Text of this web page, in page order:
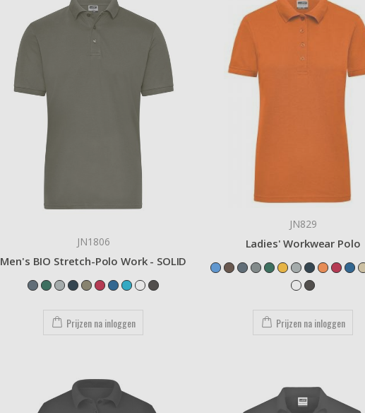
JN1806
Men's BIO Stretch-Polo Work - SOLID
Prijzen na inloggen
JN829
Ladies' Workwear Polo
Prijzen na inloggen